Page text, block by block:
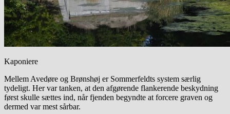
Kaponiere
Mellem Avedøre og Brønshøj er Sommerfeldts system særlig
tydeligt. Her var tanken, at den afgørende flankerende beskydning
først skulle sættes ind, når fjenden begyndte at forcere graven og
dermed var mest sårbar.